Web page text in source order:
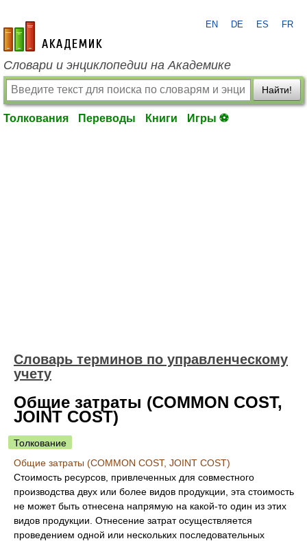
academic.ru
EN DE ES FR
Словари и энциклопедии на Академике
Найти!
Толкования Переводы Книги Игры ⚽
Словарь терминов по управленческому
учету
Общие затраты (COMMON COST,
JOINT COST)
Толкование
Общие затраты (COMMON COST, JOINT COST)
Стоимость ресурсов, привлеченных для совместного
производства двух или более видов продукции, эта стоимость
не может быть отнесена напрямую на какой-то один из этих
видов продукции. Отнесение затрат осуществляется
проведением одной или нескольких последовательных